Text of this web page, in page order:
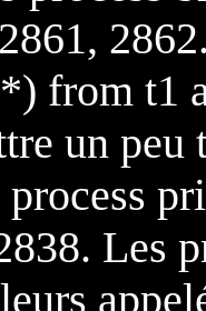
from t1
un peu
Les